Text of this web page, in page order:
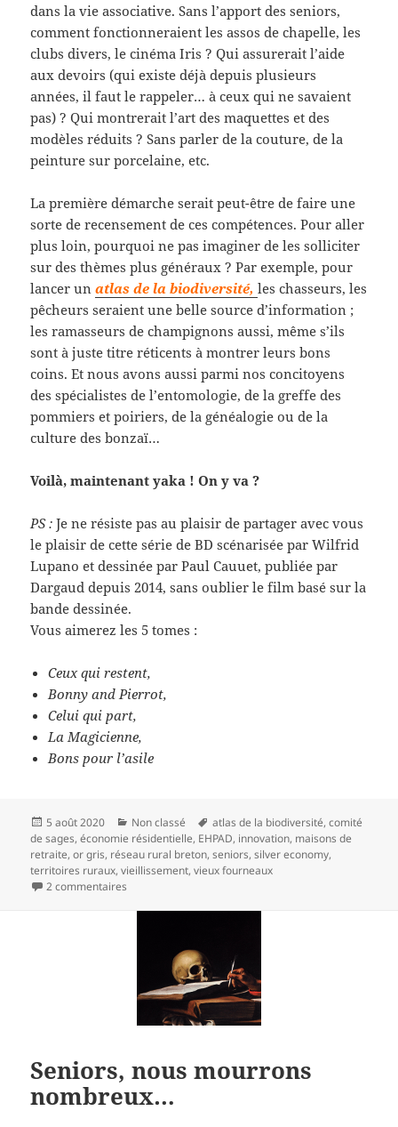
dans la vie associative. Sans l’apport des seniors,
comment fonctionneraient les assos de chapelle, les
clubs divers, le cinéma Iris ? Qui assurerait l’aide
aux devoirs (qui existe déjà depuis plusieurs
années, il faut le rappeler… à ceux qui ne savaient
pas) ? Qui montrerait l’art des maquettes et des
modèles réduits ? Sans parler de la couture, de la
peinture sur porcelaine, etc.
La première démarche serait peut-être de faire une
sorte de recensement de ces compétences. Pour aller
plus loin, pourquoi ne pas imaginer de les solliciter
sur des thèmes plus généraux ? Par exemple, pour
lancer unatlas de la biodiversité,les chasseurs, les
pêcheurs seraient une belle source d’information ;
les ramasseurs de champignons aussi, même s’ils
sont à juste titre réticents à montrer leurs bons
coins. Et nous avons aussi parmi nos concitoyens
des spécialistes de l’entomologie, de la greffe des
pommiers et poiriers, de la généalogie ou de la
culture des bonzaï…
Voilà, maintenant yaka ! On y va ?
PS : Je ne résiste pas au plaisir de partager avec vous
le plaisir de cette série de BD scénarisée par Wilfrid
Lupano et dessinée par Paul Cauuet, publiée par
Dargaud depuis 2014, sans oublier le film basé sur la
bande dessinée.
Vous aimerez les 5 tomes :
Ceux qui restent,
Bonny and Pierrot,
Celui qui part,
La Magicienne,
Bons pour l’asile
Publié
le
5 août 2020 Catégories
Non classé
Mots-
clés
atlas de la biodiversité,comité
de sages,économie résidentielle, EHPAD, innovation, maisons de
retraite,or gris, réseau rural breton,seniors,silver economy,
territoires ruraux,vieillissement,vieux fourneaux
2 commentaires
Seniors, nous mourrons
nombreux…